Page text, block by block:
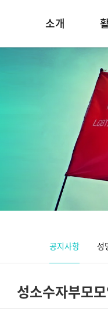
소개
공지사항 성
성소수자부모